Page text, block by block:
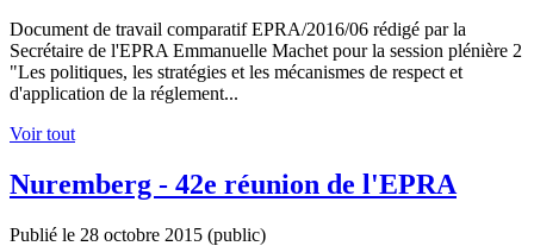
Document de travail comparatif EPRA/2016/06 rédigé par la
Secrétaire de l'EPRA Emmanuelle Machet pour la session plénière 2
"Les politiques, les stratégies et les mécanismes de respect et
d'application de la réglement...
Voir tout
Nuremberg - 42e réunion de l'EPRA
Publié le 28 octobre 2015 (public)